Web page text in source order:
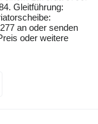
Gleitführung:
an oder senden
oder weitere